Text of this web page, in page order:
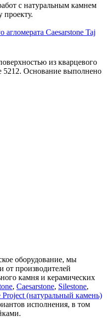
с натуральным камнем
проекту.
агломерата Caesarstone Taj
из кварцевого
5212. Основание выполнено
оборудование, мы
от производителей
камня и керамических
, Caesarstone, Silestone,
Project (натуральный камень)
исполнения, в том